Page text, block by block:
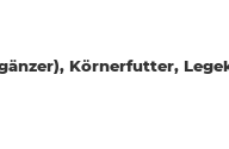
Körnerfutter,